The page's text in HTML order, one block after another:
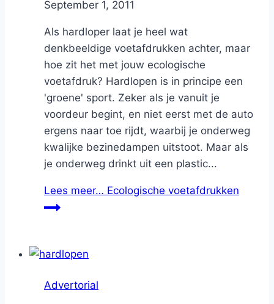
ByNicole
September 1, 2011
Als hardloper laat je heel wat
denkbeeldige voetafdrukken achter, maar
hoe zit het met jouw ecologische
voetafdruk? Hardlopen is in principe een
'groene' sport. Zeker als je vanuit je
voordeur begint, en niet eerst met de auto
ergens naar toe rijdt, waarbij je onderweg
kwalijke bezinedampen uitstoot. Maar als
je onderweg drinkt uit een plastic...
Lees meer… Ecologische voetafdrukken
Advertorial